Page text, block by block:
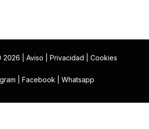
2026 | Aviso Privacidad Cookies
Facebook Whatsapp